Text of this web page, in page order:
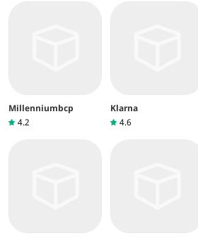
Millenniumbcp
4.2
Klarna
4.6